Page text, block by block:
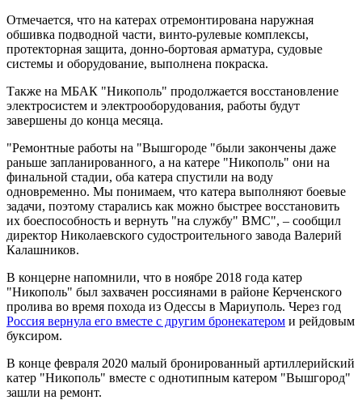
Отмечается, что на катерах отремонтирована наружная
обшивка подводной части, винто-рулевые комплексы,
протекторная защита, донно-бортовая арматура, судовые
системы и оборудование, выполнена покраска.
Также на МБАК "Никополь" продолжается восстановление
электросистем и электрооборудования, работы будут
завершены до конца месяца.
"Ремонтные работы на "Вышгороде "были закончены даже
раньше запланированного, а на катере "Никополь" они на
финальной стадии, оба катера спустили на воду
одновременно. Мы понимаем, что катера выполняют боевые
задачи, поэтому старались как можно быстрее восстановить
их боеспособность и вернуть "на службу" ВМС", – сообщил
директор Николаевского судостроительного завода Валерий
Калашников.
В концерне напомнили, что в ноябре 2018 года катер
"Никополь" был захвачен россиянами в районе Керченского
пролива во время похода из Одессы в Мариуполь. Через год
Россия вернула его вместе с другим бронекатером и рейдовым
буксиром.
В конце февраля 2020 малый бронированный артиллерийский
катер "Никополь" вместе с однотипным катером "Вышгород"
зашли на ремонт.